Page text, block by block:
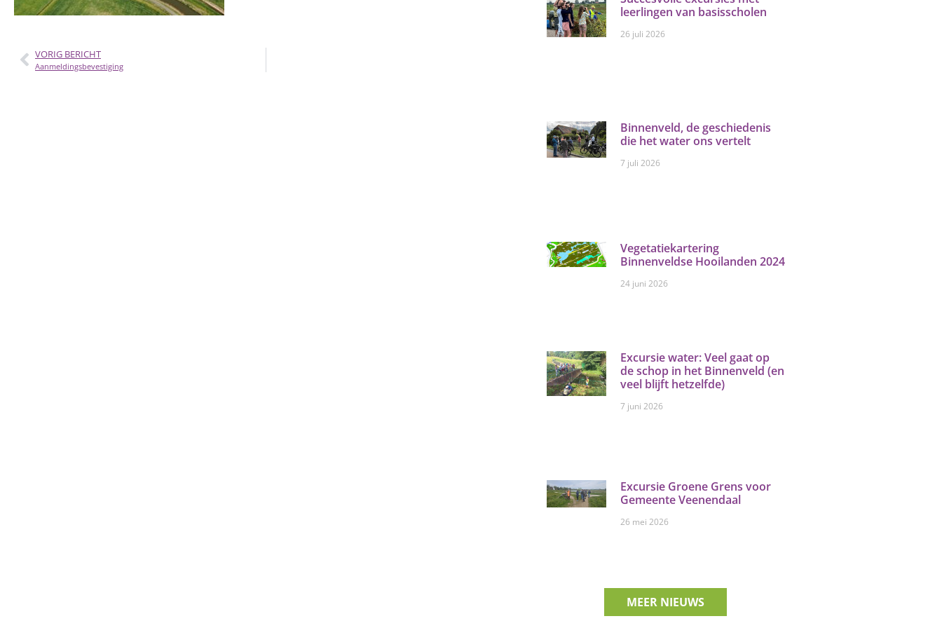
VORIG BERICHT
Aanmeldingsbevestiging
leerlingen van basisscholen
26 juli 2026
Binnenveld, de geschiedenis
die het water ons vertelt
7 juli 2026
Vegetatiekartering
Binnenveldse Hooilanden 2024
24 juni 2026
Excursie water: Veel gaat op
de schop in het Binnenveld (en
veel blijft hetzelfde)
7 juni 2026
Excursie Groene Grens voor
Gemeente Veenendaal
26 mei 2026
MEER NIEUWS